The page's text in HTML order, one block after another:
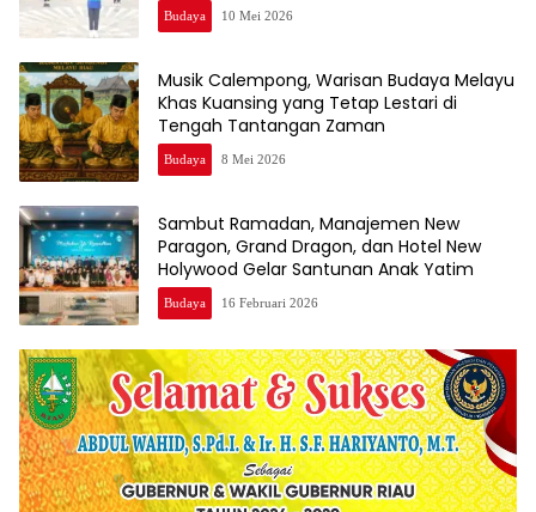
Budaya 10 Mei 2026
Musik Calempong, Warisan Budaya Melayu
Khas Kuansing yang Tetap Lestari di
Tengah Tantangan Zaman
Budaya 8 Mei 2026
Sambut Ramadan, Manajemen New
Paragon, Grand Dragon, dan Hotel New
Holywood Gelar Santunan Anak Yatim
Budaya 16 Februari 2026